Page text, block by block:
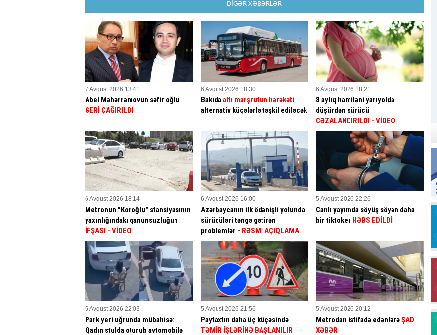
DİGƏR XƏBƏRLƏR
7 Avqust 2026 13:41
Abel Məhərrəmovun səfir oğlu
GERİ ÇAĞIRILDI
6 Avqust 2026 18:30
Bakıdaaltı marşrutun hərəkəti
alternativ küçələrlə təşkil ediləcək
6 Avqust 2026 18:21
8 aylıq hamiləni yarıyolda
düşürdən sürücü
CƏZALANDIRILDI - VİDEO
6 Avqust 2026 18:14
Metronun "Koroğlu" stansiyasının
yaxınlığındakı qanunsuzluğun
İFŞASI - VİDEO
6 Avqust 2026 16:00
Azərbaycanın ilk ödənişli yolunda
sürücüləri təngə gətirən
problemlər - RƏSMİ AÇIQLAMA
5 Avqust 2026 22:26
Canlı yayımda söyüş söyən daha
bir tiktoker HƏBS EDİLDİ
5 Avqust 2026 22:03
Park yeri uğrunda mübahisə:
Qadın stulda oturub avtomobilə
5 Avqust 2026 21:56
Paytaxtın daha üç küçəsində
TƏMİR İŞLƏRİNƏ BAŞLANILIR
5 Avqust 2026 20:12
Metrodan istifadə edənlərəŞAD
XƏBƏR